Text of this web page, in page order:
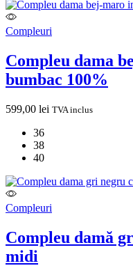
Compleuri
Compleu dama
bumbac 100%
599,00 lei TVA inclus
36
38
40
Compleuri
Compleu damă
midi